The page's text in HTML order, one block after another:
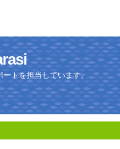
ートを担当しています。